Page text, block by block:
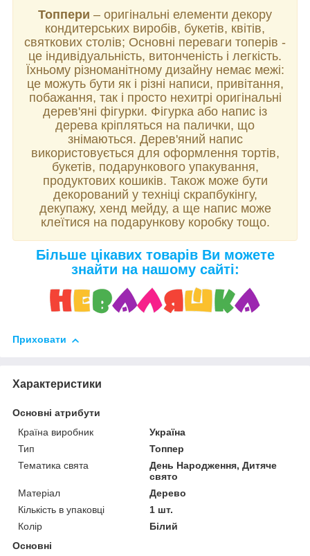
Топпери – оригінальні елементи декору
кондитерських виробів, букетів, квітів,
святкових столів; Основні переваги топерів -
це індивідуальність, витонченість і легкість.
Їхньому різноманітному дизайну немає межі:
це можуть бути як і різні написи, привітання,
побажання, так і просто нехитрі оригінальні
дерев'яні фігурки. Фігурка або напис із
дерева кріпляться на палички, що
знімаються. Дерев'яний напис
використовується для оформлення тортів,
букетів, подарункового упакування,
продуктових кошиків. Також може бути
декорований у техніці скрапбукінгу,
декупажу, хенд мейду, а ще напис може
клеїтися на подарункову коробку тощо.
Більше цікавих товарів Ви можете
знайти на нашому сайті:
Приховати
Характеристики
Основні атрибути
Країна виробник
Україна
Тип
Топпер
Тематика свята
День Народження, Дитяче
свято
Матеріал
Дерево
Кількість в упаковці
1 шт.
Колір
Білий
Основні